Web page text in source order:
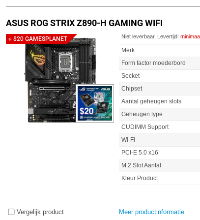
ASUS ROG STRIX Z890-H GAMING WIFI
+ $20 GAMESPLANET Niet leverbaar. Levertijd:
Merk
Form factor moederbord
Socket
Chipset
Aantal geheugen slots
Geheugen type
CUDIMM Support
Wi-Fi
PCI-E 5.0 x16
M.2 Slot Aantal
Kleur Product
Vergelijk product Meer productinformatie